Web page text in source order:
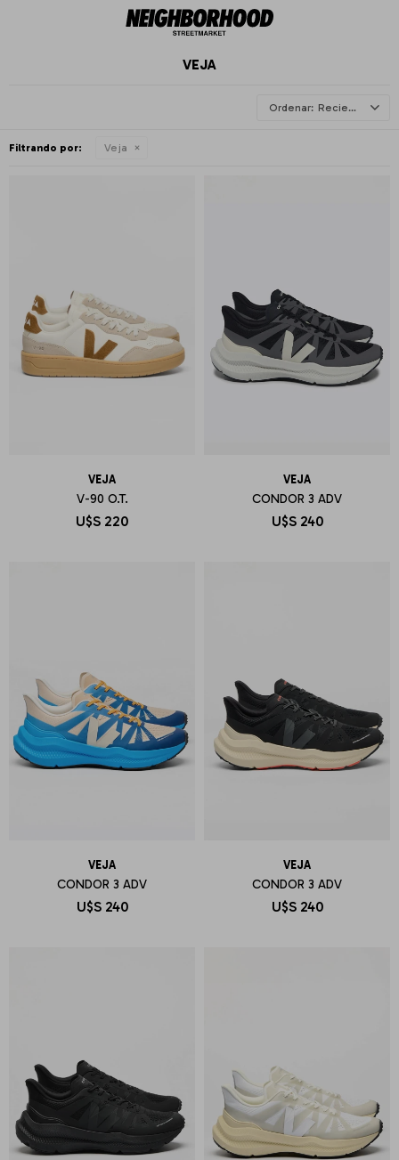
VEJA
Recientes
Filtrando por: Veja
VEJA
V-90 O.T.
U$S 220
VEJA
CONDOR 3 ADV
U$S 240
VEJA
CONDOR 3 ADV
U$S 240
VEJA
CONDOR 3 ADV
U$S 240